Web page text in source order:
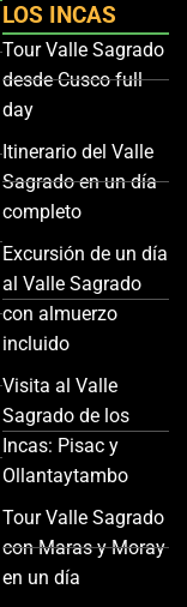
LOS INCAS
Tour Valle Sagrado
desde Cusco full
day
Itinerario del Valle
Sagrado en un día
completo
Excursión de un día
al Valle Sagrado
con almuerzo
incluido
Visita al Valle
Sagrado de los
Incas: Pisac y
Ollantaytambo
Tour Valle Sagrado
con Maras y Moray
en un día